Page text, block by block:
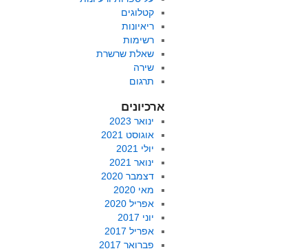
קטלוגים
ריאיונות
רשימות
שאלת שרשרת
שירה
תרגום
ארכיונים
ינואר 2023
אוגוסט 2021
יולי 2021
ינואר 2021
דצמבר 2020
מאי 2020
אפריל 2020
יוני 2017
אפריל 2017
פברואר 2017